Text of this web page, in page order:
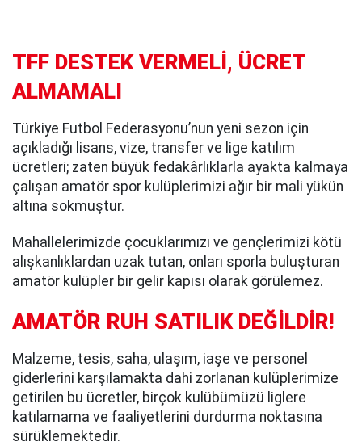
TFF DESTEK VERMELİ, ÜCRET
ALMAMALI
Türkiye Futbol Federasyonu’nun yeni sezon için
açıkladığı lisans, vize, transfer ve lige katılım
ücretleri; zaten büyük fedakârlıklarla ayakta kalmaya
çalışan amatör spor kulüplerimizi ağır bir mali yükün
altına sokmuştur.
Mahallelerimizde çocuklarımızı ve gençlerimizi kötü
alışkanlıklardan uzak tutan, onları sporla buluşturan
amatör kulüpler bir gelir kapısı olarak görülemez.
AMATÖR RUH SATILIK DEĞİLDİR!
Malzeme, tesis, saha, ulaşım, iaşe ve personel
giderlerini karşılamakta dahi zorlanan kulüplerimize
getirilen bu ücretler, birçok kulübümüzü liglere
katılamama ve faaliyetlerini durdurma noktasına
sürüklemektedir.